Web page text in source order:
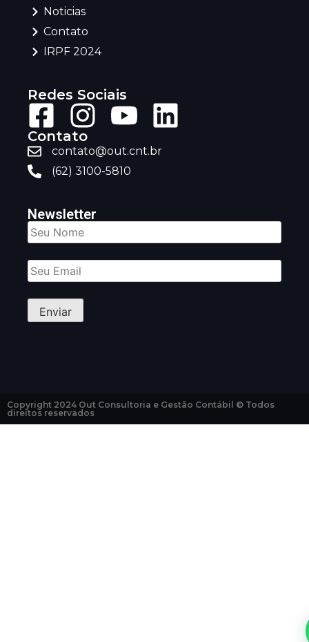
Noticias
Contato
IRPF 2024
Redes Sociais
Contato
contato@out.cnt.br
(62) 3100-5810
Newsletter
Copyright 2024 Out Consultoria e Gestão Contábil © Todos
direitos reservados